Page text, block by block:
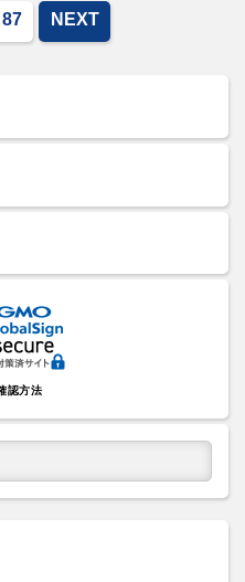
87 NEXT
認方法